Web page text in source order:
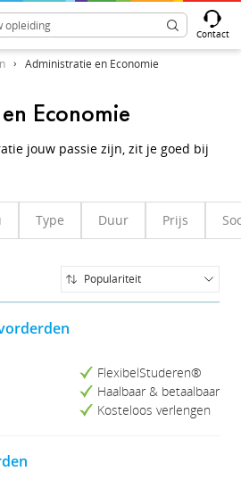
Contact
Administratie en Economie
Economie
jouw passie zijn, zit je goed bij
Type Duur Prijs
Populariteit
Populariteit
Prijs (Hoog-Laag)
Studieduur (Kort-Lang)
Studieduur (Lang-Kort)
FlexibelStuderen®
Haalbaar & betaalbaar
Kosteloos verlengen